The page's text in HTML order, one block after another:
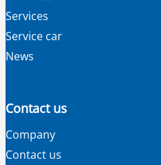
Services
Service car
News
Contact us
Company
Contact us